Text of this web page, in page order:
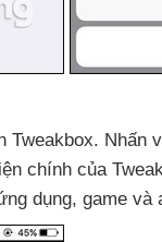
Tweakbox. Nhấn
chính của
dụng, game và